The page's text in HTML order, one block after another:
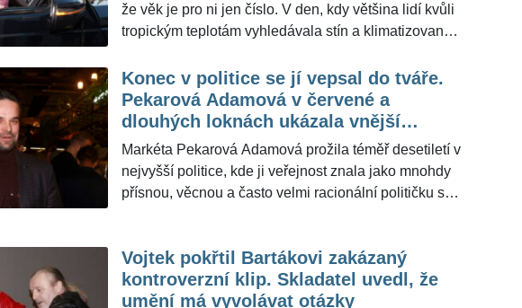
že věk je pro ni jen číslo. V den, kdy většina lidí kvůli
tropickým teplotám vyhledávala stín a klimatizované
významné společenské události. Na každou dorazila
v jiném outfitu, rozdávala úsměvy a byla jednou z
hlavních hvězd obou akcí. Herečka v pětadevadesáti
Konec v politice se jí vepsal do tváře.
Pekarová Adamová v červené a
dlouhých loknách ukázala vnější
proměnu
Markéta Pekarová Adamová prožila téměř desetiletí v
nejvyšší politice, kde ji veřejnost znala jako mnohdy
přísnou, věcnou a často velmi racionální političku s
Na křtu své nové knihy »Nejsem z cukru ani ze
železa« zazářila v podobě, jakou u ní veřejnost dosud
téměř neviděla. Podle redakce ŽivotvČesku.cz se na
Vojtek pokřtil Bartákovi zakázaný
kontroverzní klip. Skladatel uvedl, že
umění má vyvolávat otázky